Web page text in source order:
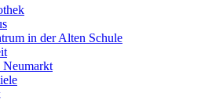
in der Alten Schule
Neumarkt